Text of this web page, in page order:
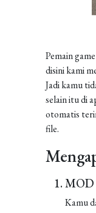
Pemain
disini kami
Jadi kamu
selain itu di
otomatis
file.
MOD
Kamu